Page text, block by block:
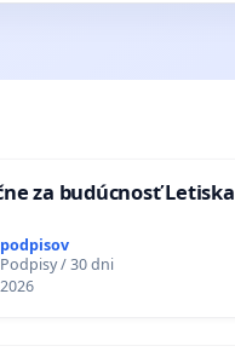
za budúcnosť Letiska
podpisov
/ 30 dni